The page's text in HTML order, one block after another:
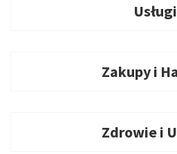
Usługi
Zakupy i
Zdrowie i